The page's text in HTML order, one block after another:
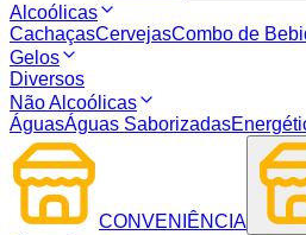
Alcoólicas
CachaçasCervejasCombo de
Gelos
Diversos
Não Alcoólicas
ÁguasÁguas Saborizadas
CONVENIÊNCIA